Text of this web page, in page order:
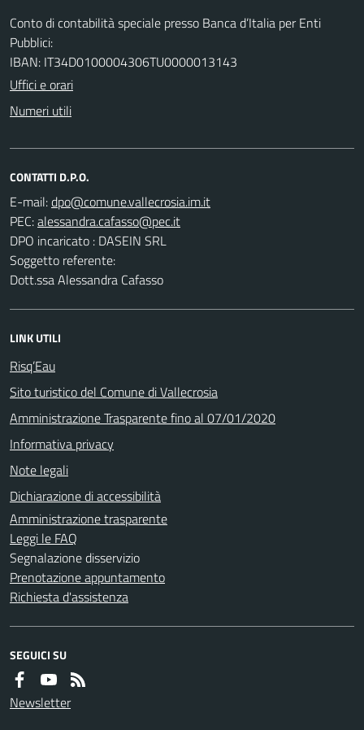
Conto di contabilità speciale presso Banca d’Italia per Enti
Pubblici:
IBAN: IT34D0100004306TU0000013143
Uffici e orari
Numeri utili
CONTATTI D.P.O.
E-mail:
PEC:
DPO incaricato : DASEIN SRL
Soggetto referente:
Dott.ssa Alessandra Cafasso
LINK UTILI
Risq’Eau
Sito turistico del Comune di Vallecrosia
Amministrazione Trasparente fino al 07/01/2020
Informativa privacy
Note legali
Dichiarazione di accessibilità
Amministrazione trasparente
Leggi le FAQ
Segnalazione disservizio
Prenotazione appuntamento
Richiesta d'assistenza
SEGUICI SU
Newsletter